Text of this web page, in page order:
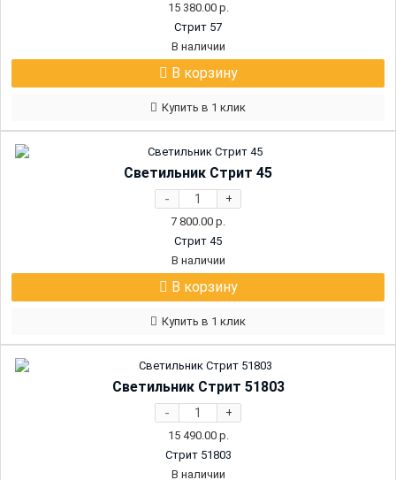
15 380.00р.
Стрит 57
В наличии
В корзину
Купить в 1 клик
Светильник Стрит 45
- +
7 800.00 р.
Стрит 45
В наличии
В корзину
Купить в 1 клик
Светильник Стрит 51803
- +
15 490.00р.
Стрит 51803
В наличии